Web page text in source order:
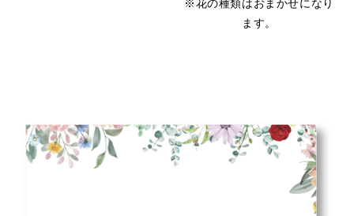
※花の種類はおまかせになり
ます。